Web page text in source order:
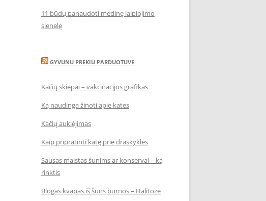
11 būdų panaudoti medinę laipiojimo
sienelę
GYVUNU PREKIU PARDUOTUVE
Kačių skiepai – vakcinacijos grafikas
Ką naudinga žinoti apie kates
Kačių auklėjimas
Kaip pripratinti katę prie draskyklės
Sausas maistas šunims ar konservai – ką
rinktis
Blogas kvapas iš šuns burnos – Halitozė